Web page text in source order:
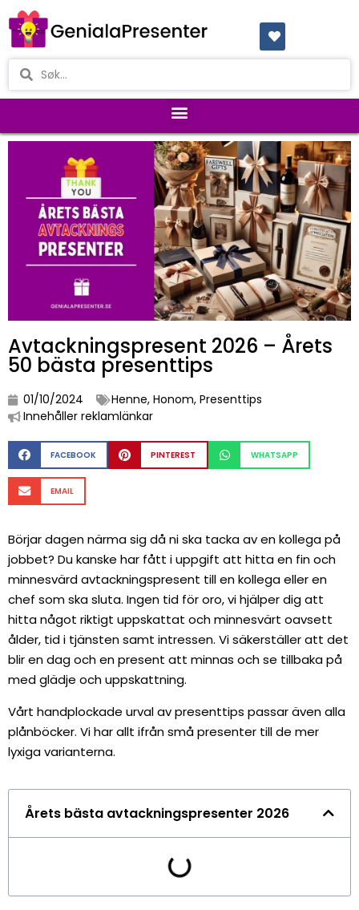
Avtackningspresent 2026 – Årets
50 bästa presenttips
01/10/2024 Henne, Honom, Presenttips
Innehåller reklamlänkar
FACEBOOK PINTEREST WHATSAPP
EMAIL
Börjar dagen närma sig då ni ska tacka av en kollega på
jobbet? Du kanske har fått i uppgift att hitta en fin och
minnesvärd avtackningspresent till en kollega eller en
chef som ska sluta. Ingen tid för oro, vi hjälper dig att
hitta något riktigt uppskattat och minnesvärt oavsett
ålder, tid i tjänsten samt intressen. Vi säkerställer att det
blir en dag och en present att minnas och se tillbaka på
med glädje och uppskattning.
Vårt handplockade urval av presenttips passar även alla
plånböcker. Vi har allt ifrån små presenter till de mer
lyxiga varianterna.
Årets bästa avtackningspresenter 2026